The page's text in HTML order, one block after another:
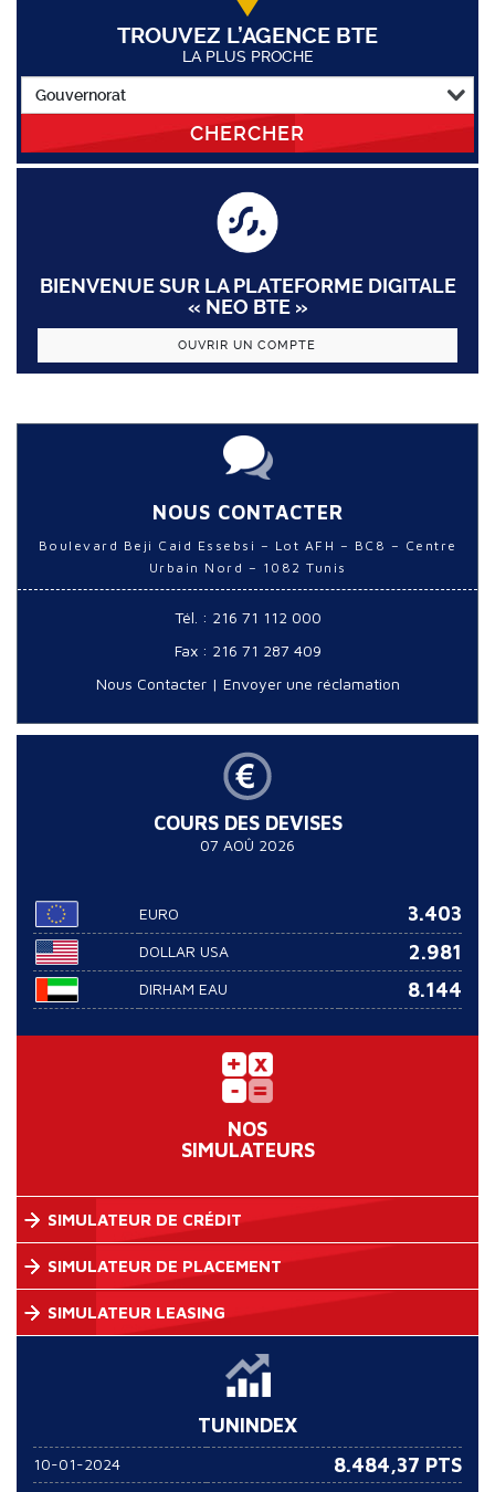
TROUVEZ L’AGENCE BTE
LA PLUS PROCHE
CHERCHER
BIENVENUE SUR LA PLATEFORME DIGITALE
« NEO BTE »
OUVRIR UN COMPTE
NOUS CONTACTER
Boulevard Beji Caid Essebsi – Lot AFH – BC8 – Centre
Urbain Nord – 1082 Tunis
Tél. : 216 71 112 000
Fax : 216 71 287 409
Nous Contacter| Envoyer une réclamation
COURS DES DEVISES
07 AOÛ 2026
EURO 3.403
DOLLAR USA 2.981
DIRHAM EAU 8.144
NOS
SIMULATEURS
SIMULATEUR DE CRÉDIT
SIMULATEUR DE PLACEMENT
SIMULATEUR LEASING
TUNINDEX
10-01-2024 8.484,37 PTS